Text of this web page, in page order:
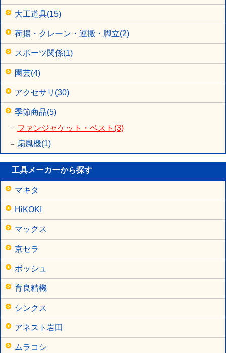
大工道具(15)
荷揚・クレーン・運搬・脚立(2)
スポーツ関係(1)
園芸(4)
アクセサリ(30)
季節商品(5)
ファンジャケット・ベスト(3)
扇風機(1)
工具メーカーから探す
マキタ
HiKOKI
マックス
京セラ
ボッシュ
育良精機
シンクス
アネスト岩田
ムラコシ